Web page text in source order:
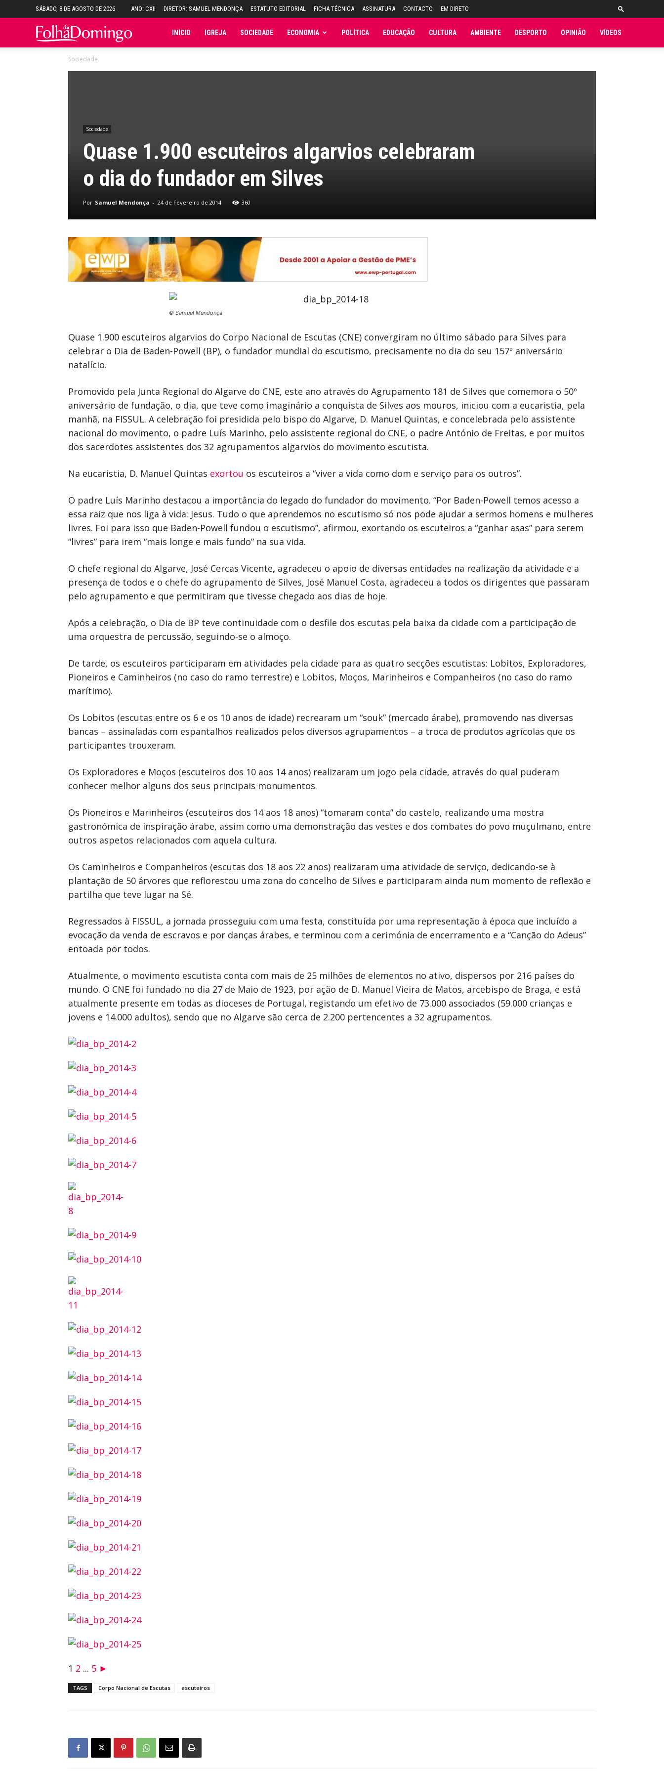
SÁBADO, 8 DE AGOSTO DE 2026 ANO: CXII DIRETOR: SAMUEL MENDONÇA ESTATUTO EDITORIAL FICHA TÉCNICA ASSINATURA CONTACTO EM DIRETO
Folha INÍCIO IGREJA SOCIEDADE ECONOMIA POLÍTICA EDUCAÇÃO CULTURA AMBIENTE DESPORTO OPINIÃO VÍDEOS
Sociedade
Sociedade
Quase 1.900 escuteiros algarvios celebraram
o dia do fundador em Silves
Por Samuel Mendonça - 24 de Fevereiro de 2014 360
© Samuel Mendonça
Quase 1.900 escuteiros algarvios do Corpo Nacional de Escutas (CNE) convergiram no último sábado para Silves para
celebrar o Dia de Baden-Powell (BP), o fundador mundial do escutismo, precisamente no dia do seu 157º aniversário
natalício.
Promovido pela Junta Regional do Algarve do CNE, este ano através do Agrupamento 181 de Silves que comemora o 50º
aniversário de fundação, o dia, que teve como imaginário a conquista de Silves aos mouros, iniciou com a eucaristia, pela
manhã, na FISSUL. A celebração foi presidida pelo bispo do Algarve, D. Manuel Quintas, e concelebrada pelo assistente
nacional do movimento, o padre Luís Marinho, pelo assistente regional do CNE, o padre António de Freitas, e por muitos
dos sacerdotes assistentes dos 32 agrupamentos algarvios do movimento escutista.
Na eucaristia, D. Manuel Quintas exortou os escuteiros a “viver a vida como dom e serviço para os outros”.
O padre Luís Marinho destacou a importância do legado do fundador do movimento. “Por Baden-Powell temos acesso a
essa raiz que nos liga à vida: Jesus. Tudo o que aprendemos no escutismo só nos pode ajudar a sermos homens e mulheres
livres. Foi para isso que Baden-Powell fundou o escutismo”, afirmou, exortando os escuteiros a “ganhar asas” para serem
“livres” para irem “mais longe e mais fundo” na sua vida.
O chefe regional do Algarve, José Cercas Vicente, agradeceu o apoio de diversas entidades na realização da atividade e a
presença de todos e o chefe do agrupamento de Silves, José Manuel Costa, agradeceu a todos os dirigentes que passaram
pelo agrupamento e que permitiram que tivesse chegado aos dias de hoje.
Após a celebração, o Dia de BP teve continuidade com o desfile dos escutas pela baixa da cidade com a participação de
uma orquestra de percussão, seguindo-se o almoço.
De tarde, os escuteiros participaram em atividades pela cidade para as quatro secções escutistas: Lobitos, Exploradores,
Pioneiros e Caminheiros (no caso do ramo terrestre) e Lobitos, Moços, Marinheiros e Companheiros (no caso do ramo
marítimo).
Os Lobitos (escutas entre os 6 e os 10 anos de idade) recrearam um “souk” (mercado árabe), promovendo nas diversas
bancas – assinaladas com espantalhos realizados pelos diversos agrupamentos – a troca de produtos agrícolas que os
participantes trouxeram.
Os Exploradores e Moços (escuteiros dos 10 aos 14 anos) realizaram um jogo pela cidade, através do qual puderam
conhecer melhor alguns dos seus principais monumentos.
Os Pioneiros e Marinheiros (escuteiros dos 14 aos 18 anos) “tomaram conta” do castelo, realizando uma mostra
gastronómica de inspiração árabe, assim como uma demonstração das vestes e dos combates do povo muçulmano, entre
outros aspetos relacionados com aquela cultura.
Os Caminheiros e Companheiros (escutas dos 18 aos 22 anos) realizaram uma atividade de serviço, dedicando-se à
plantação de 50 árvores que reflorestou uma zona do concelho de Silves e participaram ainda num momento de reflexão e
partilha que teve lugar na Sé.
Regressados à FISSUL, a jornada prosseguiu com uma festa, constituída por uma representação à época que incluído a
evocação da venda de escravos e por danças árabes, e terminou com a cerimónia de encerramento e a “Canção do Adeus”
entoada por todos.
Atualmente, o movimento escutista conta com mais de 25 milhões de elementos no ativo, dispersos por 216 países do
mundo. O CNE foi fundado no dia 27 de Maio de 1923, por ação de D. Manuel Vieira de Matos, arcebispo de Braga, e está
atualmente presente em todas as dioceses de Portugal, registando um efetivo de 73.000 associados (59.000 crianças e
jovens e 14.000 adultos), sendo que no Algarve são cerca de 2.200 pertencentes a 32 agrupamentos.
1 2 ... 5 ►
TAGS Corpo Nacional de Escutas escuteiros